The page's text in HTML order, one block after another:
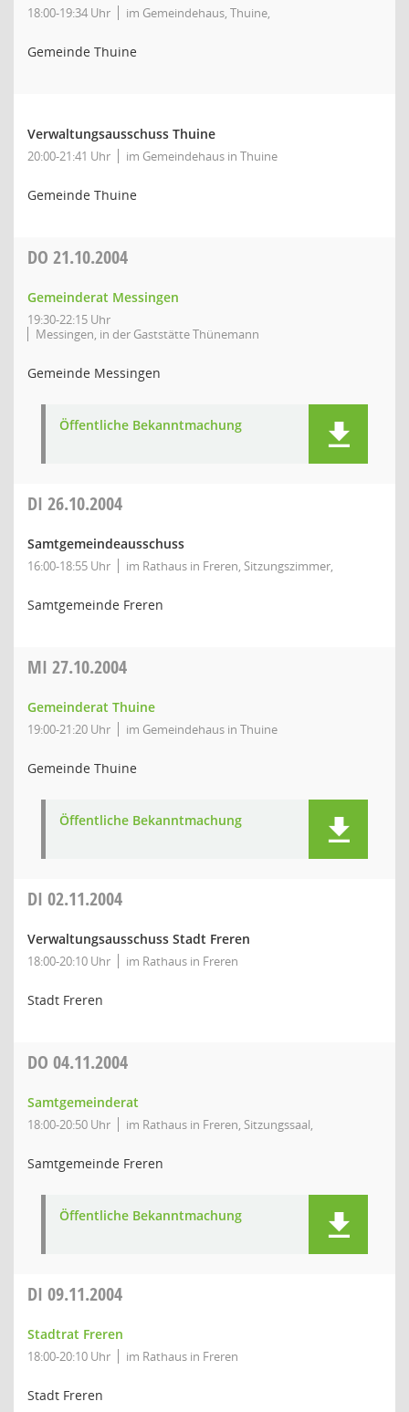
18:00-19:34 Uhr im Gemeindehaus, Thuine,
Gemeinde Thuine
Verwaltungsausschuss Thuine
20:00-21:41 Uhr im Gemeindehaus in Thuine
Gemeinde Thuine
DO 21.10.2004
Gemeinderat Messingen
19:30-22:15 Uhr
Messingen, in der Gaststätte Thünemann
Gemeinde Messingen
Öffentliche Bekanntmachung
DI 26.10.2004
Samtgemeindeausschuss
16:00-18:55 Uhr im Rathaus in Freren, Sitzungszimmer,
Samtgemeinde Freren
MI 27.10.2004
Gemeinderat Thuine
19:00-21:20 Uhr im Gemeindehaus in Thuine
Gemeinde Thuine
Öffentliche Bekanntmachung
DI 02.11.2004
Verwaltungsausschuss Stadt Freren
18:00-20:10 Uhr im Rathaus in Freren
Stadt Freren
DO 04.11.2004
Samtgemeinderat
18:00-20:50 Uhr im Rathaus in Freren, Sitzungssaal,
Samtgemeinde Freren
Öffentliche Bekanntmachung
DI 09.11.2004
Stadtrat Freren
18:00-20:10 Uhr im Rathaus in Freren
Stadt Freren